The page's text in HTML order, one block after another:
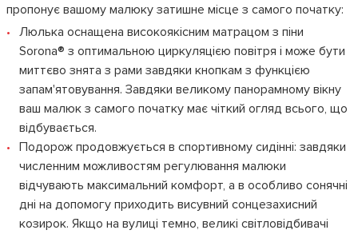
пропонує вашому малюку затишне місце з самого початку:
Люлька оснащена високоякісним матрацом з піни
Sorona® з оптимальною циркуляцією повітря і може бути
миттєво знята з рами завдяки кнопкам з функцією
запам'ятовування. Завдяки великому панорамному вікну
ваш малюк з самого початку має чіткий огляд всього, що
відбувається.
Подорож продовжується в спортивному сидінні: завдяки
численним можливостям регулювання малюки
відчувають максимальний комфорт, а в особливо сонячні
дні на допомогу приходить висувний сонцезахисний
козирок. Якщо на вулиці темно, великі світловідбивачі